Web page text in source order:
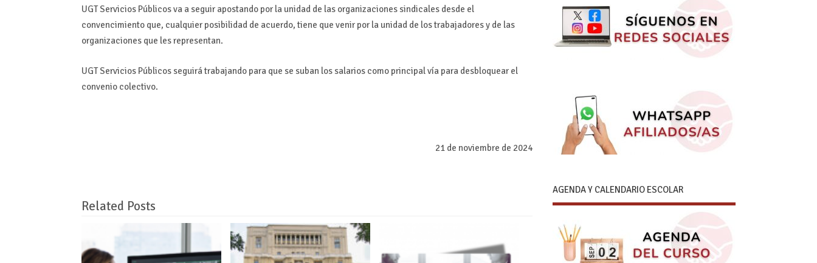
UGT Servicios Públicos va a seguir apostando por la unidad de las organizaciones sindicales desde el
convencimiento que, cualquier posibilidad de acuerdo, tiene que venir por la unidad de los trabajadores y de las
organizaciones que les representan.
UGT Servicios Públicos seguirá trabajando para que se suban los salarios como principal vía para desbloquear el
convenio colectivo.
21 de noviembre de 2024
Related Posts
AGENDA Y CALENDARIO ESCOLAR